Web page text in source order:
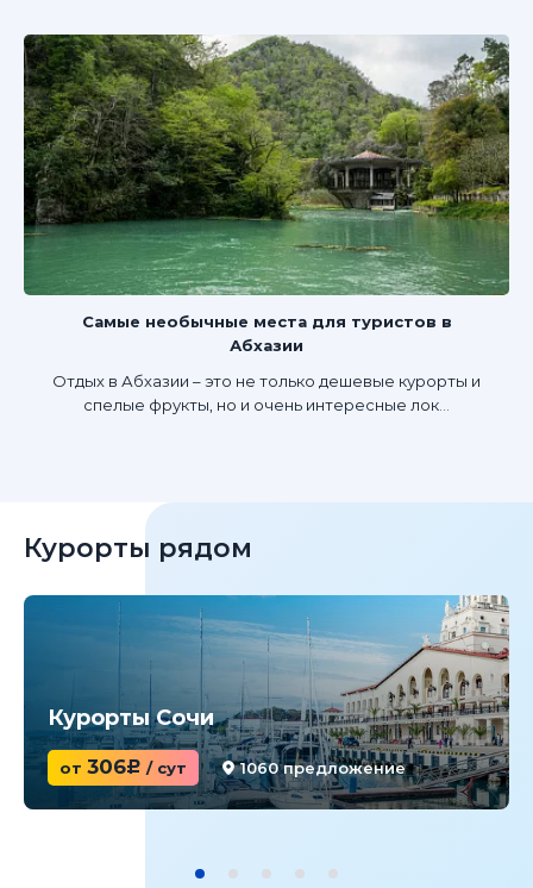
Самые необычные места для туристов в
Абхазии
Отдых в Абхазии – это не только дешевые курорты и
спелые фрукты, но и очень интересные лок...
Курорты рядом
Курорты Сочи
от 306c / сут 1060 предложение